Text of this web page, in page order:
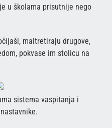
u školama prisutnije nego
maltretiraju drugove,
pokvase im stolicu na
sistema vaspitanja i